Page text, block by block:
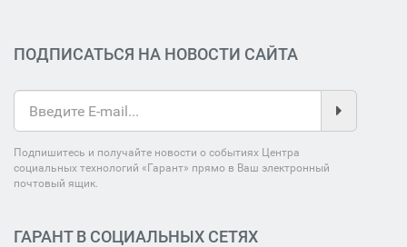
ПОДПИСАТЬСЯ НА НОВОСТИ САЙТА
Подпишитесь и получайте новости о событиях Центра
социальных технологий «Гарант» прямо в Ваш электронный
почтовый ящик.
ГАРАНТ В СОЦИАЛЬНЫХ СЕТЯХ